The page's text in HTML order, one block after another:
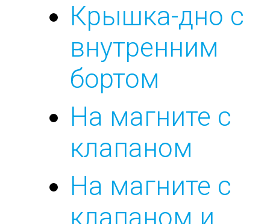
Крышка-дно с
внутренним
бортом
На магните с
клапаном
На магните с
клапаном и